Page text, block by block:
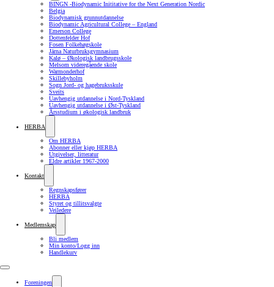
BINGN -Biodynamic Inititative for the Next Generation Nordic
Belgia
Biodynamisk grunnutdannelse
Biodynamic Agricultural College – England
Emerson College
Dottenfelder Hof
Fosen Folkehøgskole
Järna Naturbruksgymnasium
Kalø – Økologisk landbrugsskole
Melsom videregående skole
Warmonderhof
Skillebyholm
Sogn Jord- og hagebruksskule
Sveits
Uavhengig utdannelse i Nord-Tyskland
Uavhengig utdannelse i Øst-Tyskland
Årsstudium i økologisk landbruk
HERBA
Om HERBA
Abonner eller kjøp HERBA
Utgivelser, litteratur
Eldre artikler 1967-2000
Kontakt
Regnskapsfører
HERBA
Styret og tillitsvalgte
Veiledere
Medlemskap
Bli medlem
Min konto/Logg inn
Handlekurv
Foreningen